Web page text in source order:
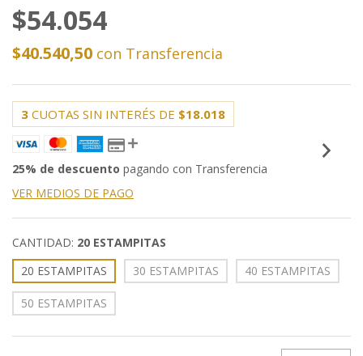
$54.054
$40.540,50 con Transferencia
3 CUOTAS SIN INTERÉS DE $18.018
25% de descuento pagando con Transferencia
VER MEDIOS DE PAGO
CANTIDAD: 20 ESTAMPITAS
20 ESTAMPITAS
30 ESTAMPITAS 40 ESTAMPITAS
50 ESTAMPITAS